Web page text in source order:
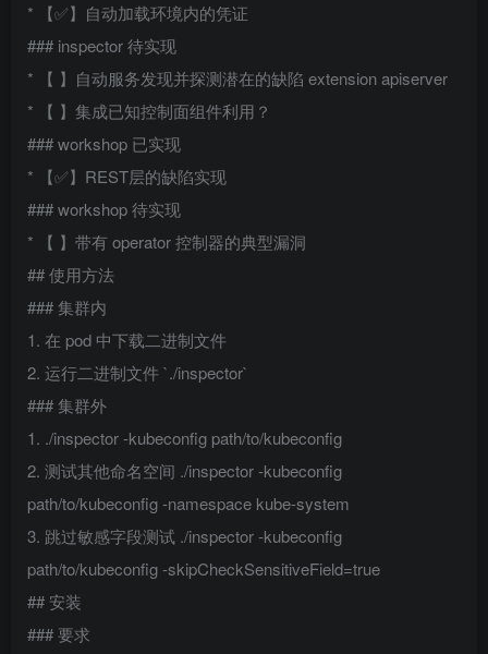
* 【✅】自动加载环境内的凭证
### inspector 待实现
* 【 】自动服务发现并探测潜在的缺陷 extension apiserver
* 【 】集成已知控制面组件利用？
### workshop 已实现
* 【✅】REST层的缺陷实现
### workshop 待实现
* 【 】带有 operator 控制器的典型漏洞
## 使用方法
### 集群内
1. 在 pod 中下载二进制文件
2. 运行二进制文件 `./inspector`
### 集群外
1. ./inspector -kubeconfig path/to/kubeconfig
2. 测试其他命名空间 ./inspector -kubeconfig
path/to/kubeconfig -namespace kube-system
3. 跳过敏感字段测试 ./inspector -kubeconfig
path/to/kubeconfig -skipCheckSensitiveField=true
## 安装
### 要求